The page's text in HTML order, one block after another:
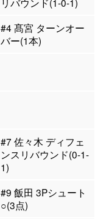
#4 髙宮 ターンオー
バー(1本)
#7 佐々木 ディフェ
ンスリバウンド(0-1-
1)
#9 飯田 3Pシュート
○(3点)